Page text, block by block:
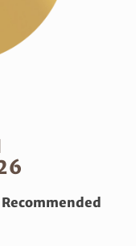
Recommended